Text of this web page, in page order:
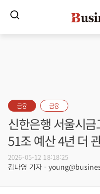
금융 금융
신한은행 서울시금
51조 예산 4년 더
2026-05-12 18:18:25
김나영 기자 -